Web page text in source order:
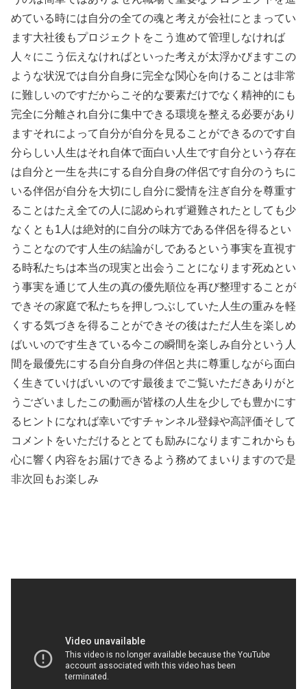
めている時には自分の全ての魂と考えが会社にとまってい
ます大社後もプロジェクトをこう進めて管理しなければ
人々にこう伝えなければといった考えが太浮かびますこの
ような状況では自分自身に完全な関心を向けることは非常
に難しいのですだからこそ的な要素だけでなく精神的にも
完全に分離され自分に集中できる環境を整える必要があり
ますそれによって自分が自分を見ることができるのです自
分らしい人生はそれ自体で面白い人生です自分という存在
は自分と一生を共にする自分自身の伴侶です自分のうちに
いる伴侶が自分を大切にし自分に愛情を注ぎ自分を尊重す
ることはたえ全ての人に認められず避難されたとしても少
なくとも1人は絶対的に自分の味方である伴侶を得るとい
うことなのです人生の結論がしであるという事実を直視す
る時私たちは本当の現実と出会うことになります死ぬとい
う事実を通じて人生の真の優先順位を再び整理することが
できその家庭で私たちを押しつぶしていた人生の重みを軽
くする気づきを得ることができその後はただ人生を楽しめ
ばいいのです生きている今この瞬間を楽しみ自分という人
間を最優先にする自分自身の伴侶と共に尊重しながら面白
く生きていけばいいのです最後までご覧いただきありがと
うございましたこの動画が皆様の人生を少しでも豊かにす
るヒントになれば幸いですチャンネル登録や高評価そして
コメントをいただけるととても励みになりますこれからも
心に響く内容をお届けできるよう務めてまいりますので是
非次回もお楽しみ